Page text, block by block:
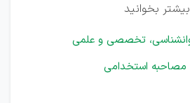
بخوانید
تخصصی و علمی
مصاحبه استخدامی